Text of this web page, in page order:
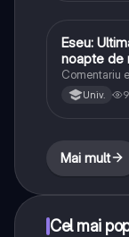
Limba și
Eseu:
noapte de
Comentariu
Univ.
Mai mult
Cel mai